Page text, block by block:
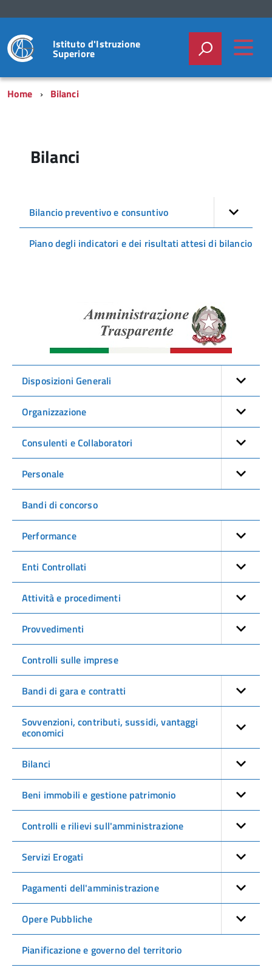
Istituto d'Istruzione
Superiore
Home Bilanci
Bilanci
Bilancio preventivo e consuntivo
Piano degli indicatori e dei risultati attesi di bilancio
Disposizioni Generali
Organizzazione
Consulenti e Collaboratori
Personale
Bandi di concorso
Performance
Enti Controllati
Attività e procedimenti
Provvedimenti
Controlli sulle imprese
Bandi di gara e contratti
Sovvenzioni, contributi, sussidi, vantaggi
economici
Bilanci
Beni immobili e gestione patrimonio
Controlli e rilievi sull'amministrazione
Servizi Erogati
Pagamenti dell'amministrazione
Opere Pubbliche
Pianificazione e governo del territorio